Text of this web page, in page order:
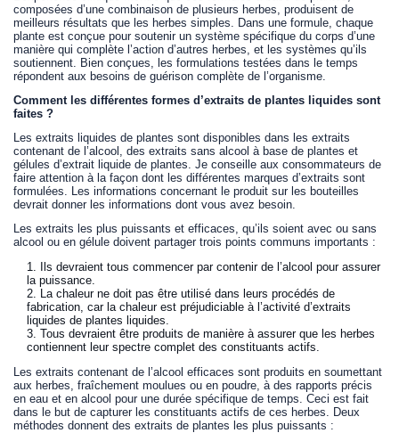
composées d’une combinaison de plusieurs herbes, produisent de
meilleurs résultats que les herbes simples. Dans une formule, chaque
plante est conçue pour soutenir un système spécifique du corps d’une
manière qui complète l’action d’autres herbes, et les systèmes qu’ils
soutiennent. Bien conçues, les formulations testées dans le temps
répondent aux besoins de guérison complète de l’organisme.
Comment les différentes formes d’extraits de plantes liquides sont
faites ?
Les extraits liquides de plantes sont disponibles dans les extraits
contenant de l’alcool, des extraits sans alcool à base de plantes et
gélules d’extrait liquide de plantes. Je conseille aux consommateurs de
faire attention à la façon dont les différentes marques d’extraits sont
formulées. Les informations concernant le produit sur les bouteilles
devrait donner les informations dont vous avez besoin.
Les extraits les plus puissants et efficaces, qu’ils soient avec ou sans
alcool ou en gélule doivent partager trois points communs importants :
Ils devraient tous commencer par contenir de l’alcool pour assurer
la puissance.
La chaleur ne doit pas être utilisé dans leurs procédés de
fabrication, car la chaleur est préjudiciable à l’activité d’extraits
liquides de plantes liquides.
Tous devraient être produits de manière à assurer que les herbes
contiennent leur spectre complet des constituants actifs.
Les extraits contenant de l’alcool efficaces sont produits en soumettant
aux herbes, fraîchement moulues ou en poudre, à des rapports précis
en eau et en alcool pour une durée spécifique de temps. Ceci est fait
dans le but de capturer les constituants actifs de ces herbes. Deux
méthodes donnent des extraits de plantes les plus puissants :